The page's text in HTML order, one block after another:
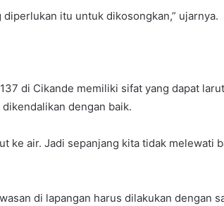
diperlukan itu untuk dikosongkan,” ujarnya.
di Cikande memiliki sifat yang dapat
dengan baik.
ke air. Jadi sepanjang kita tidak melewati
di lapangan harus dilakukan dengan